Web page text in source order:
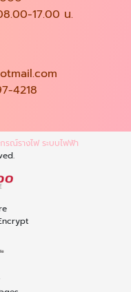
17.00 น.
4218
รณ์รางไฟ ระบบไฟฟ้า